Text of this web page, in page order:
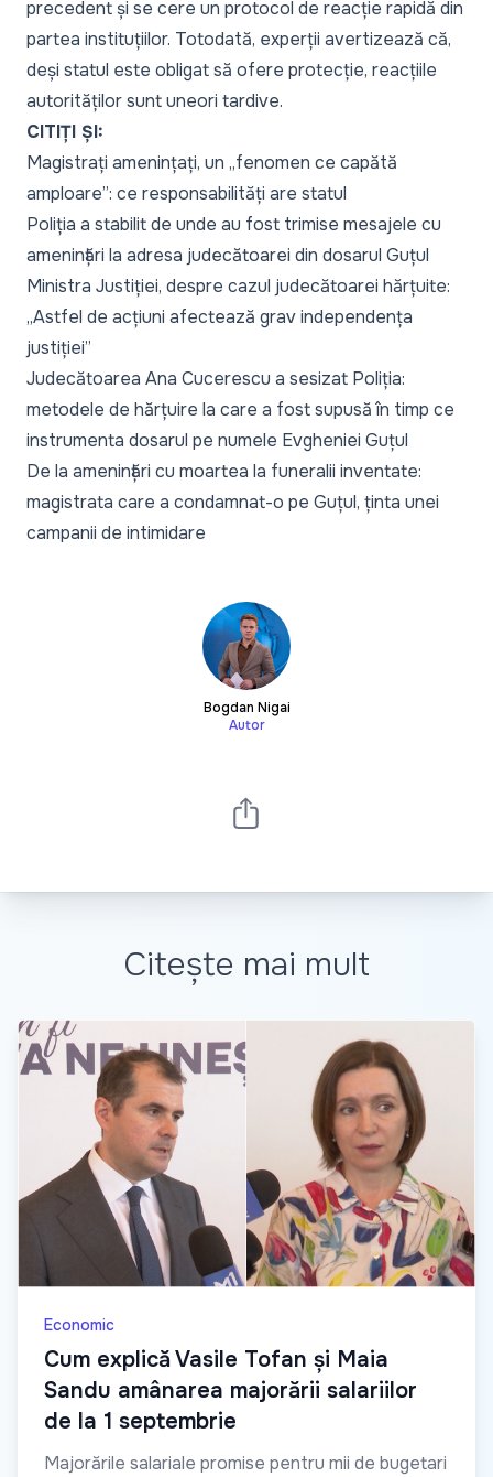
precedent și se cere un protocol de reacție rapidă din
partea instituțiilor. Totodată, experții avertizează că,
deși statul este obligat să ofere protecție, reacțiile
autorităților sunt uneori tardive.
CITIȚI ȘI:
Magistrați amenințați, un „fenomen ce capătă
amploare”: ce responsabilități are statul
Poliția a stabilit de unde au fost trimise mesajele cu
amenințări la adresa judecătoarei din dosarul Guțul
Ministra Justiției, despre cazul judecătoarei hărțuite:
„Astfel de acțiuni afectează grav independența
justiției”
Judecătoarea Ana Cucerescu a sesizat Poliția:
metodele de hărțuire la care a fost supusă în timp ce
instrumenta dosarul pe numele Evgheniei Guțul
De la amenințări cu moartea la funeralii inventate:
magistrata care a condamnat-o pe Guțul, ținta unei
campanii de intimidare
Bogdan Nigai
Autor
Citește mai mult
Economic
Cum explică Vasile Tofan și Maia
Sandu amânarea majorării salariilor
de la 1 septembrie
Majorările salariale promise pentru mii de bugetari